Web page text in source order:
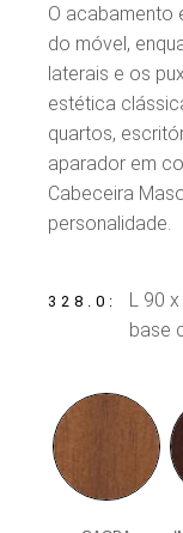
O acabamento
do móvel,
laterais e os
estética
quartos,
aparador em
Cabeceira
personalidade.
328.0
L 90
base